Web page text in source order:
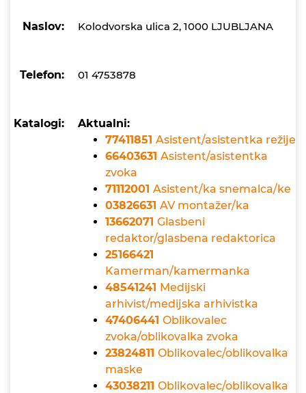
Naslov: Kolodvorska ulica 2, 1000 LJUBLJANA
Telefon: 01 4753878
Katalogi:
Aktualni:
77411851 Asistent/asistentka režije
66403631 Asistent/asistentka
zvoka
71112001 Asistent/ka snemalca/ke
03826631 AV montažer/ka
13662071 Glasbeni
redaktor/glasbena redaktorica
25166421
Kamerman/kamermanka
48541241 Medijski
arhivist/medijska arhivistka
47406441 Oblikovalec
zvoka/oblikovalka zvoka
23824811 Oblikovalec/oblikovalka
maske
43038211 Oblikovalec/oblikovalka